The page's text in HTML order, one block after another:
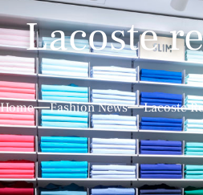
Lacoste
Home Fashion News Lacoste